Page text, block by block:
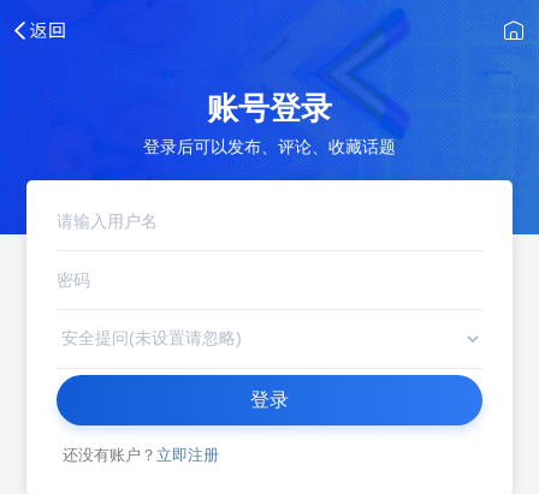
账号登录
登录后可以发布、评论、收藏话题
登录
还没有账户？ 立即注册